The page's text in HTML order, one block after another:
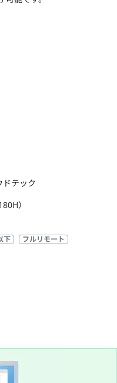
テック
）
下 フルリモート